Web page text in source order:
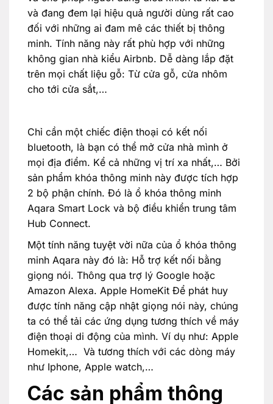
và đang đem lại hiệu quả người dùng rất cao
đối với những ai đam mê các thiết bị thông
minh. Tính năng này rất phù hợp với những
không gian nhà kiểu Airbnb. Dễ dàng lắp đặt
trên mọi chất liệu gỗ: Từ cửa gỗ, cửa nhôm
cho tới cửa sắt,…
Chỉ cần một chiếc điện thoại có kết nối
bluetooth, là bạn có thể mở cửa nhà mình ở
mọi địa điểm. Kể cả những vị trí xa nhất,… Bởi
sản phẩm khóa thông minh này được tích hợp
2 bộ phận chính. Đó là ổ khóa thông minh
Aqara Smart Lock và bộ điều khiển trung tâm
Hub Connect.
Một tính năng tuyệt vời nữa của ổ khóa thông
minh Aqara này đó là: Hỗ trợ kết nối bằng
giọng nói. Thông qua trợ lý Google hoặc
Amazon Alexa. Apple HomeKit Để phát huy
được tính năng cập nhật giọng nói này, chúng
ta có thể tải các ứng dụng tương thích về máy
điện thoại di động của mình. Ví dụ như: Apple
Homekit,… Và tương thích với các dòng máy
như Iphone, Apple watch,…
Các sản phẩm thông